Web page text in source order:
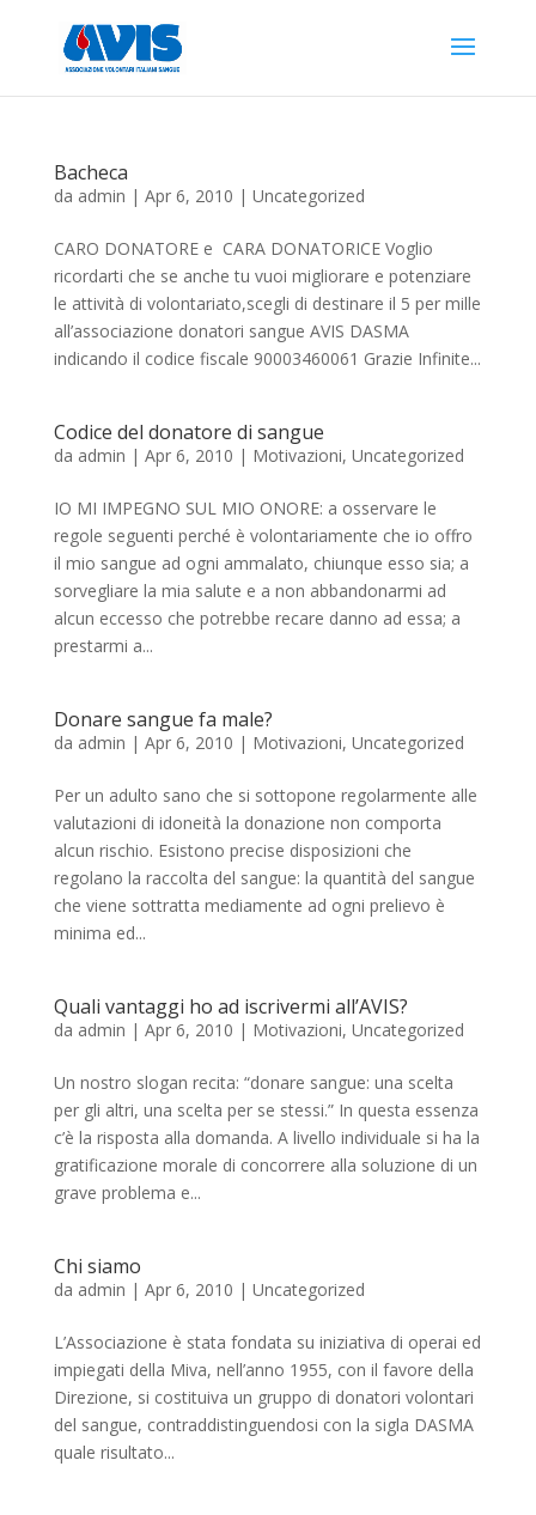
Bacheca
da admin | Apr 6, 2010 | Uncategorized
CARO DONATORE e CARA DONATORICE Voglio
ricordarti che se anche tu vuoi migliorare e potenziare
le attività di volontariato,scegli di destinare il 5 per mille
all’associazione donatori sangue AVIS DASMA
indicando il codice fiscale 90003460061 Grazie Infinite...
Codice del donatore di sangue
da admin | Apr 6, 2010 | Motivazioni, Uncategorized
IO MI IMPEGNO SUL MIO ONORE: a osservare le
regole seguenti perché è volontariamente che io offro
il mio sangue ad ogni ammalato, chiunque esso sia; a
sorvegliare la mia salute e a non abbandonarmi ad
alcun eccesso che potrebbe recare danno ad essa; a
prestarmi a...
Donare sangue fa male?
da admin | Apr 6, 2010 | Motivazioni, Uncategorized
Per un adulto sano che si sottopone regolarmente alle
valutazioni di idoneità la donazione non comporta
alcun rischio. Esistono precise disposizioni che
regolano la raccolta del sangue: la quantità del sangue
che viene sottratta mediamente ad ogni prelievo è
minima ed...
Quali vantaggi ho ad iscrivermi all’AVIS?
da admin | Apr 6, 2010 | Motivazioni, Uncategorized
Un nostro slogan recita: “donare sangue: una scelta
per gli altri, una scelta per se stessi.” In questa essenza
c’è la risposta alla domanda. A livello individuale si ha la
gratificazione morale di concorrere alla soluzione di un
grave problema e...
Chi siamo
da admin | Apr 6, 2010 | Uncategorized
L’Associazione è stata fondata su iniziativa di operai ed
impiegati della Miva, nell’anno 1955, con il favore della
Direzione, si costituiva un gruppo di donatori volontari
del sangue, contraddistinguendosi con la sigla DASMA
quale risultato...